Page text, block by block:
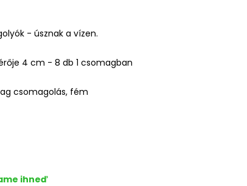
- úsznak a vízen.
4 cm - 8 db 1 csomagban
csomagolás, fém
ihneď